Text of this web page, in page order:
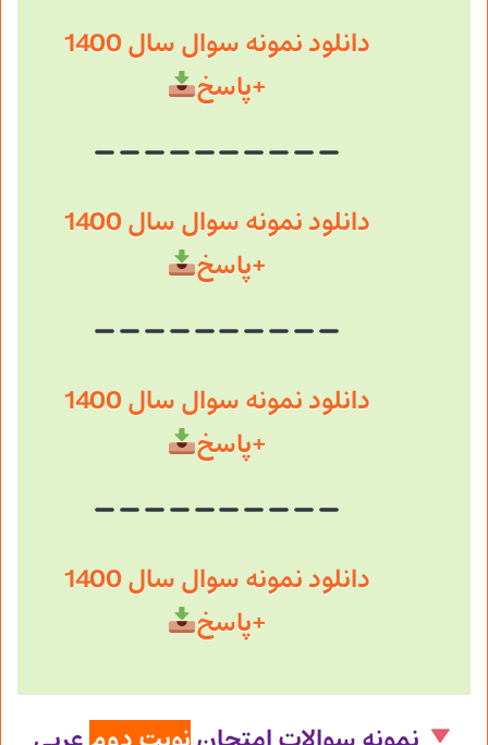
دانلود نمونه سوال سال 1400
+پاسخ
دانلود نمونه سوال سال 1400
+پاسخ
دانلود نمونه سوال سال 1400
+پاسخ
دانلود نمونه سوال سال 1400
+پاسخ